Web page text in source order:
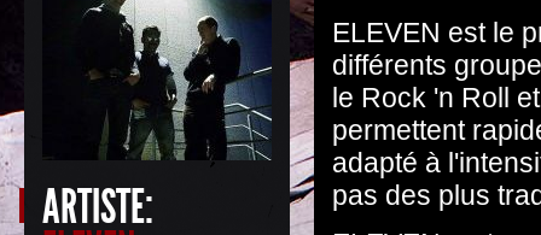
ARTISTE:
ELEVEN est le
différents
le Rock 'n Roll
permettent
adapté à
pas des plus